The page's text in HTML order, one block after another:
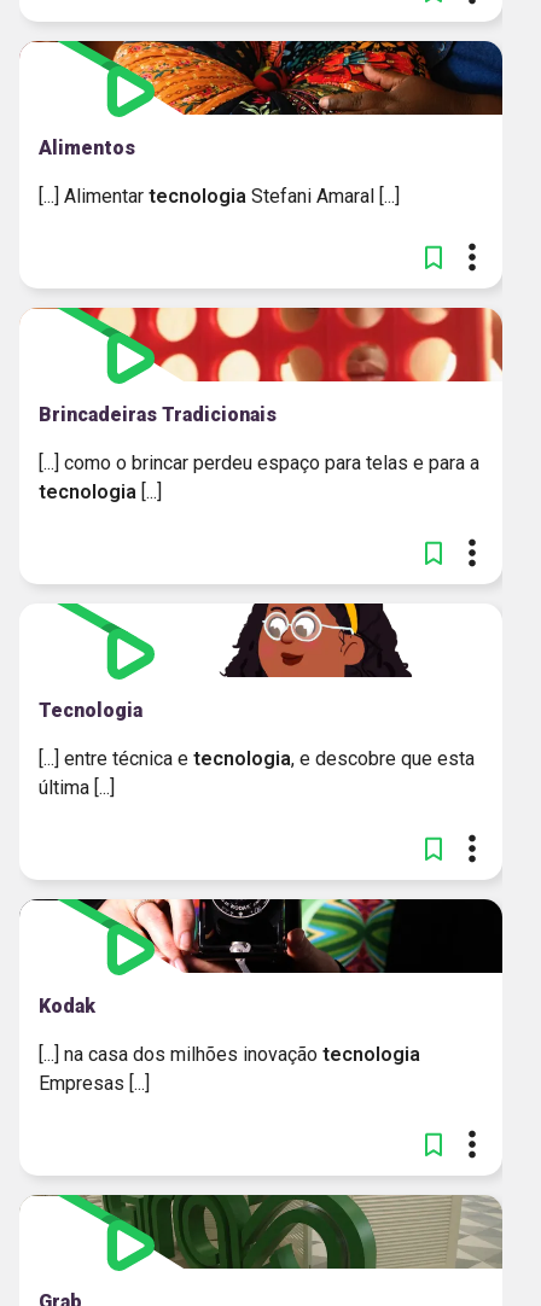
Alimentos
[...] Alimentar tecnologia Stefani Amaral [...]
Brincadeiras Tradicionais
[...] como o brincar perdeu espaço para telas e para a
tecnologia [...]
Tecnologia
[...] entre técnica e tecnologia, e descobre que esta
última [...]
Kodak
[...] na casa dos milhões inovação tecnologia
Empresas [...]